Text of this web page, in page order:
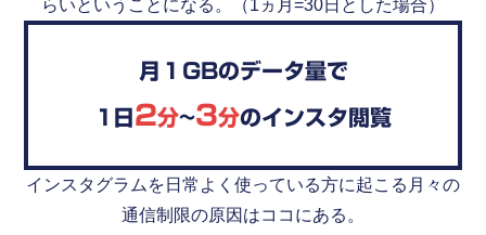
らいということになる。（1ヵ月=30日とした場合）
月１GBのデータ量で
1日 2分~3分のインスタ閲覧
インスタグラムを日常よく使っている方に起こる月々の
通信制限の原因はココにある。